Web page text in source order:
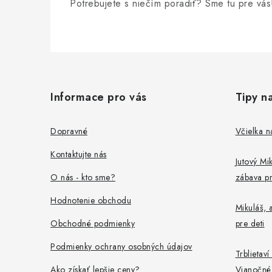
y
ý
p
i
s
u
Potrebujete s niečím poradiť? Sme tu pre vás!
Informace pro vás
Dopravné
Kontaktujte nás
O nás - kto sme?
Hodnotenie obchodu
Obchodné podmienky
Podmienky ochrany osobných údajov
Ako získať lepšie ceny?
Tipy
Včielka
Jutový
zábava
Mikuláš,
pre deti